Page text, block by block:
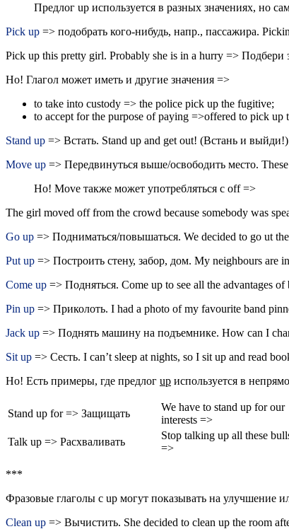
Предлог up используется в разных значениях, но
Pick up => подобрать кого-нибудь, напр., пассажира.
Pick up this pretty girl. Probably she is in a hurry =>
Но! Глагол может иметь и другие значения =>
to take into custody => the police pick up the fugitive;
to accept for the purpose of paying =>offered to pick up
Stand up => Встать. Stand up and get out! (Встань и выйди!)
Move up => Передвинуться выше/освободить место.
Но! Move также может употребляться с off =>
The girl moved off from the crowd because somebody was
Go up => Подниматься/повышаться. We decided to go ut
Put up => Построить стену, забор, дом. My neighbours are
Come up => Подняться. Come up to see all the advantages
Pin up => Приколоть. I had a photо of my favourite band
Jack up => Поднять машину на подъемнике. How can I
Sit up => Сесть. I can’t sleep at nights, so I sit up and read
Но! Есть примеры, где предлог up используется в
Stand up for => Защищать
We have to stand up for our
interests =>
Talk up => Расхваливать
Stop talking up all these
=>
***
Фразовые глаголы с up могут показывать на улучшение
Clean up => Вычистить. She decided to clean up the room